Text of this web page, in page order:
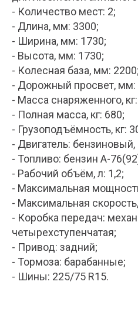
- Количество мест: 2;
- Длина, мм: 3300;
- Ширина, мм: 1730;
- Высота, мм: 1730;
- Колесная база, мм: 2200;
- Дорожный просвет, мм:
- Масса снаряженного,
- Полная масса, кг: 680;
- Грузоподъёмность, кг:
- Двигатель:
- Топливо: бензин А-
- Рабочий объём, л: 1,2;
- Максимальная
- Максимальная
- Коробка передач:
четырехступенчатая;
- Привод: задний;
- Тормоза: барабанные;
- Шины: 225/75 R15.